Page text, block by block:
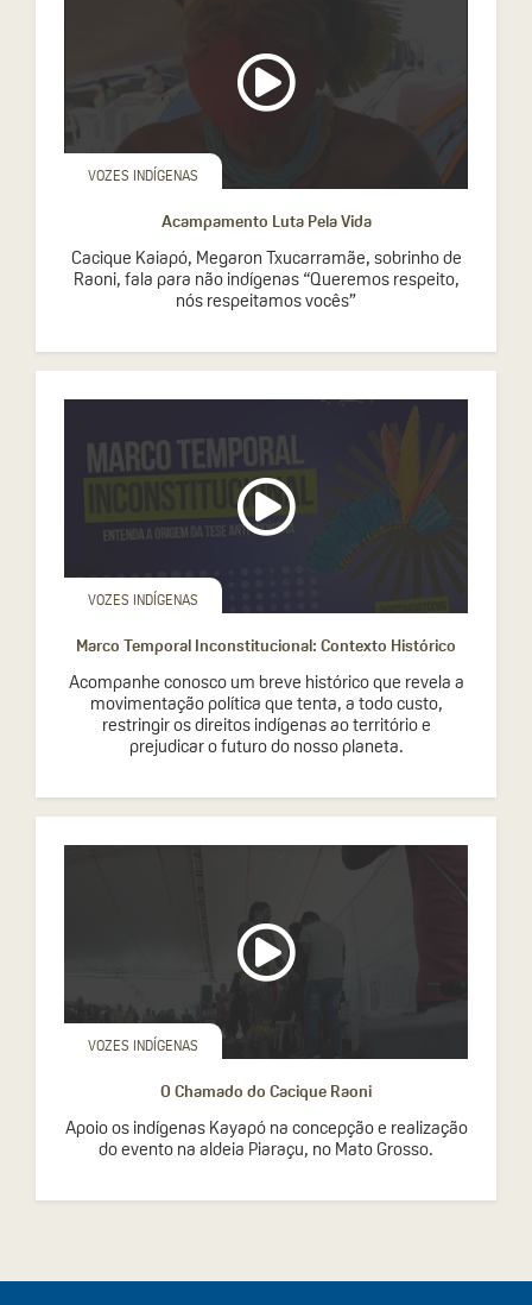
VOZES INDÍGENAS
Acampamento Luta Pela Vida
Cacique Kaiapó, Megaron Txucarramãe, sobrinho de
Raoni, fala para não indígenas “Queremos respeito,
nós respeitamos vocês”
VOZES INDÍGENAS
Marco Temporal Inconstitucional: Contexto Histórico
Acompanhe conosco um breve histórico que revela a
movimentação política que tenta, a todo custo,
restringir os direitos indígenas ao território e
prejudicar o futuro do nosso planeta.
VOZES INDÍGENAS
O Chamado do Cacique Raoni
Apoio os indígenas Kayapó na concepção e realização
do evento na aldeia Piaraçu, no Mato Grosso.